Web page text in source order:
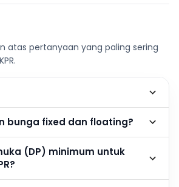
atas pertanyaan yang paling sering
bunga fixed dan floating?
(DP) minimum untuk